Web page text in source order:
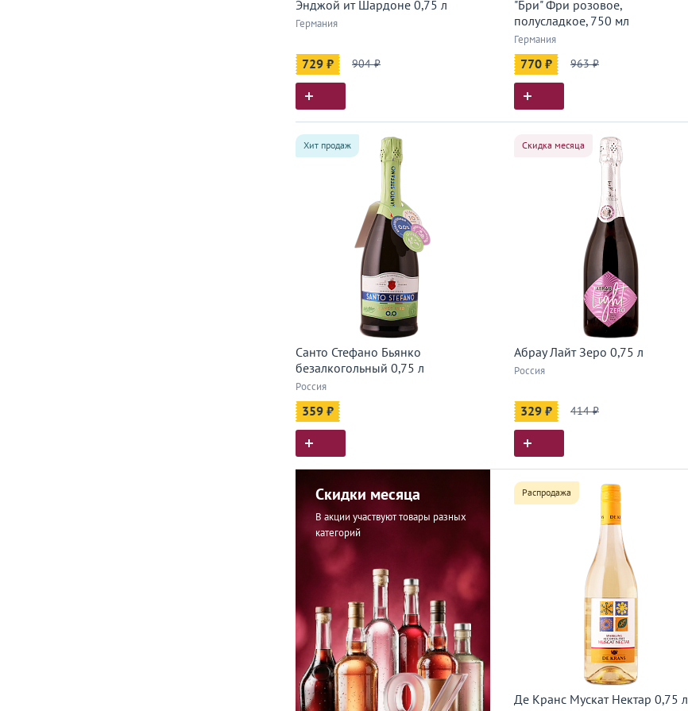
Энджой ит Шардоне 0,75 л
Германия
729 ₽ 904 ₽
"Бри" Фри розовое,
полусладкое, 750 мл
Германия
770 ₽ 963 ₽
Хит продаж
Санто Стефано Бьянко
безалкогольный 0,75 л
Россия
359 ₽
Скидка месяца
Абрау Лайт Зеро 0,75 л
Россия
329 ₽ 414 ₽
Скидки месяца
В акции участвуют товары разных
категорий
Распродажа
Де Кранс Мускат Нектар 0,75 л